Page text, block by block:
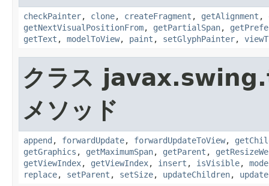
checkPainter, clone, createFragment , getAlignment ,
getNextVisualPositionFrom, getPartialSpan,
getText , modelToView, paint , setGlyphPainter,
クラス
メソッド
append , forwardUpdate, forwardUpdateToView,
getGraphics , getMaximumSpan, getParent ,
getViewIndex, getViewIndex, insert , isVisible,
replace, setParent , setSize, updateChildren,